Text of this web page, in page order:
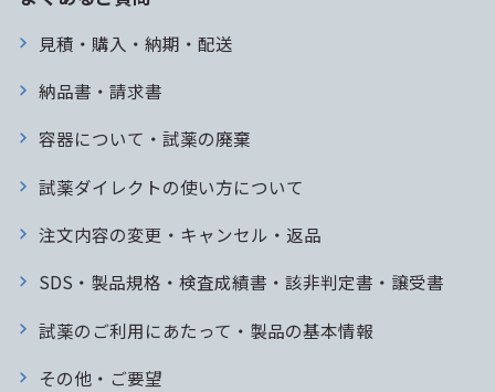
見積・購入・納期・配送
納品書・請求書
容器について・試薬の廃棄
試薬ダイレクトの使い方について
注文内容の変更・キャンセル・返品
SDS・製品規格・検査成績書・該非判定書・譲受書
試薬のご利用にあたって・製品の基本情報
その他・ご要望